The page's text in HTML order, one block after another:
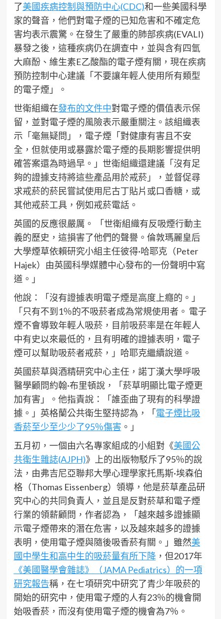
了美國疾病控制與預防中心(CDC)和一些美國科學
家的聲音，他們對電子煙的已知危害和不確定危
害均表示震驚。在發生了嚴重的肺部疾病(EVALI)
暴發之後，這種疾病仍在調查中，並與含有四氫
大麻酚、維生素E乙酸酯的電子煙有關，現在疾病
預防控制中心建議「不要讓年輕人使用所有類型
的電子煙」。
世衛組織在發布的文件中對電子煙的價值表示保
留，並對電子煙的風險表示嚴重關注。該組織表
示「毫無疑問」，電子煙「對健康有害且不安
全，但就使用或暴露於電子煙的長期影響提供明
確答案還為時過早。」世衛組織還建議「沒有足
夠的證據支持將這些產品用於戒菸」，並督促尋
求戒菸的菸民嘗試使用尼古丁貼片或口香糖，或
其他戒菸工具，例如戒菸電話。
英國的反應很嚴厲。 「世衛組織有反吸煙行動主
義的歷史，這損害了他們的聲譽。倫敦瑪麗皇后
大學煙草依賴研究小組主任彼得·哈耶克（Peter
Hajek）由英國科學媒體中心發布的一份聲明中寫
道。」
他說：「沒有證據表明電子煙是高度上癮的。」
「只有不到1％的不吸菸者成為常規使用者。 電子
煙不會導致年輕人吸菸，目前吸菸率是在年輕人
中有史以來最低的，且有明確的證據表明，電子
煙可以幫助吸菸者戒菸，」哈耶克繼續說道。
英國菸草與酒精研究中心主任，諾丁漢大學呼吸
醫學顧問約翰·布里頓說，「菸草明顯比電子煙更
加有害」。他指責說：「誰歪曲了現有的科學證
據。」英格蘭公共衛生堅持認為，「電子煙比吸
香菸至少至少少了95％傷害 。」
五月初，一個由六名專家組成的小組對《美國公
共衛生雜誌(AJPH)》上的出版物駁斥了95％的說
法，由弗吉尼亞聯邦大學心理學家托馬斯·埃森伯
格（Thomas Eissenberg）領導，他是菸草產品研
究中心的共同負責人，並且是反對菸草和電子煙
行業的領薪顧問，作者認為，「越來越多證據顯
示電子煙帶來的潛在危害，以及越來越多的證據
表明，使用電子煙與隨後吸香菸有關。」雖然美
國中學生和高中生的吸菸量有所下降，但2017年
《美國醫學會雜誌》（JAMA Pediatrics）的一項
研究報告稱，在七項研究中研究了青少年吸菸的
開始的研究中，使用電子煙的人有23％的機會開
始吸香菸，而沒有使用電子煙的機會為7％。